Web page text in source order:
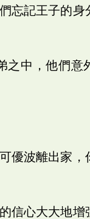
忘記王子的身
之中，他們意
優波離出家，
信心大大地增